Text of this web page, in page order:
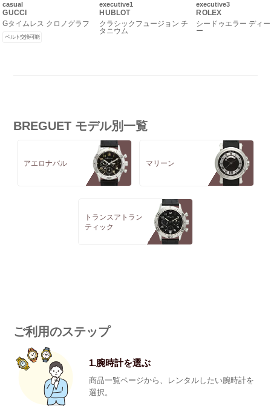
casual
GUCCI
Gタイムレス クロノグラフ
ベルト交換可能
executive1
HUBLOT
クラシックフュージョン チ
タニウム
executive3
ROLEX
シードゥエラー ディ
ー
BREGUET モデル別一覧
アエロナバル マリーン
トランスアトラン
ティック
ご利用のステップ
1.腕時計を選ぶ
商品一覧ページから、レンタルしたい腕時計を
選択。